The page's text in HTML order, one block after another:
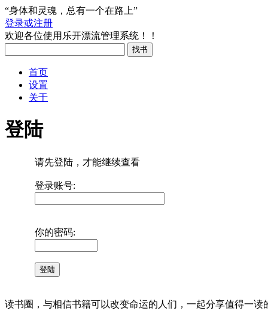
“身体和灵魂，总有一个在路上”
登录或注册
欢迎各位使用乐开漂流管理系统！！
首页
设置
关于
登陆
请先登陆，才能继续查看
登录账号:
你的密码:
读书圈，与相信书籍可以改变命运的人们，一起分享值得一读